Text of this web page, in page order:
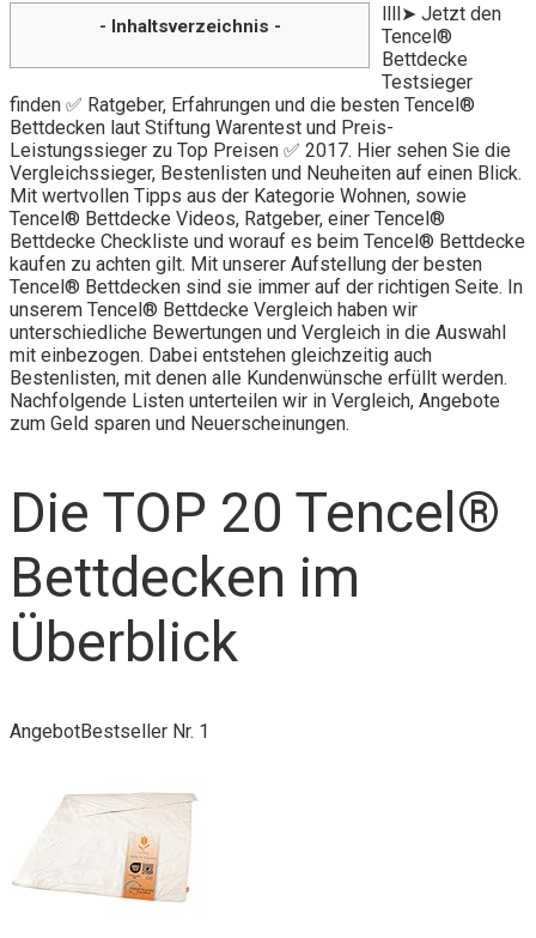
- Inhaltsverzeichnis -
llll➤ Jetzt den
Tencel®
Bettdecke
Testsieger
finden ✅ Ratgeber, Erfahrungen und die besten Tencel®
Bettdecken laut Stiftung Warentest und Preis-
Leistungssieger zu Top Preisen ✅ 2017. Hier sehen Sie die
Vergleichssieger, Bestenlisten und Neuheiten auf einen Blick.
Mit wertvollen Tipps aus der Kategorie Wohnen, sowie
Tencel® Bettdecke Videos, Ratgeber, einer Tencel®
Bettdecke Checkliste und worauf es beim Tencel® Bettdecke
kaufen zu achten gilt. Mit unserer Aufstellung der besten
Tencel® Bettdecken sind sie immer auf der richtigen Seite. In
unserem Tencel® Bettdecke Vergleich haben wir
unterschiedliche Bewertungen und Vergleich in die Auswahl
mit einbezogen. Dabei entstehen gleichzeitig auch
Bestenlisten, mit denen alle Kundenwünsche erfüllt werden.
Nachfolgende Listen unterteilen wir in Vergleich, Angebote
zum Geld sparen und Neuerscheinungen.
Die TOP 20 Tencel®
Bettdecken im
Überblick
AngebotBestseller Nr. 1